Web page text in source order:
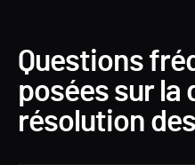
Questions
posées sur
résolution